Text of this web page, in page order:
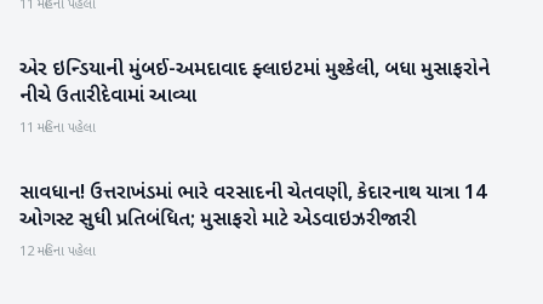
11 મહિના પહેલા
રાષ્ટ્રીય
એર ઇન્ડિયાની મુંબઈ-અમદાવાદ ફ્લાઇટમાં મુશ્કેલી, બધા મુસાફરોને
નીચે ઉતારી દેવામાં આવ્યા
11 મહિના પહેલા
રાષ્ટ્રીય
સાવધાન! ઉત્તરાખંડમાં ભારે વરસાદની ચેતવણી, કેદારનાથ યાત્રા 14
ઓગસ્ટ સુધી પ્રતિબંધિત; મુસાફરો માટે એડવાઇઝરી જારી
12 મહિના પહેલા